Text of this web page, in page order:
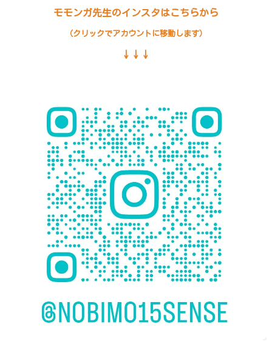
モモンガ先生のインスタはこちらから
（クリックでアカウントに移動します）
↓↓↓